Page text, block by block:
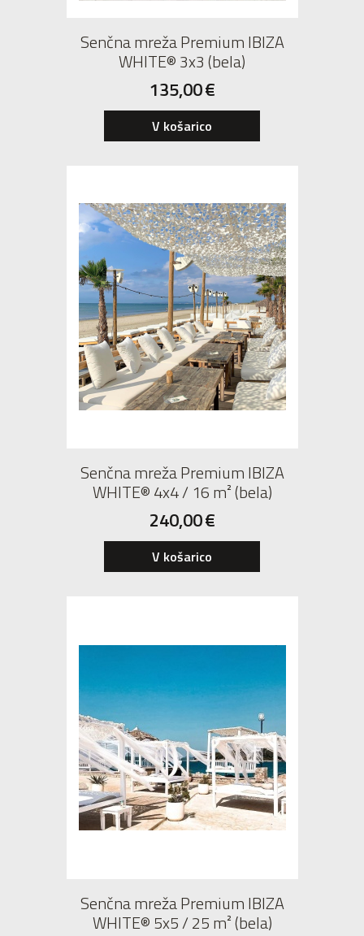
Senčna mreža Premium IBIZA
WHITE® 3x3 (bela)
135,00€
V košarico
Senčna mreža Premium IBIZA
WHITE® 4x4 / 16 m² (bela)
240,00€
V košarico
Senčna mreža Premium IBIZA
WHITE® 5x5 / 25 m² (bela)